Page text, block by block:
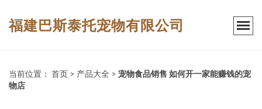
福建巴斯泰托宠物有限公司
当前位置： 首页 > 产品大全 > 宠物食品销售 如何开一家能赚钱的宠
物店